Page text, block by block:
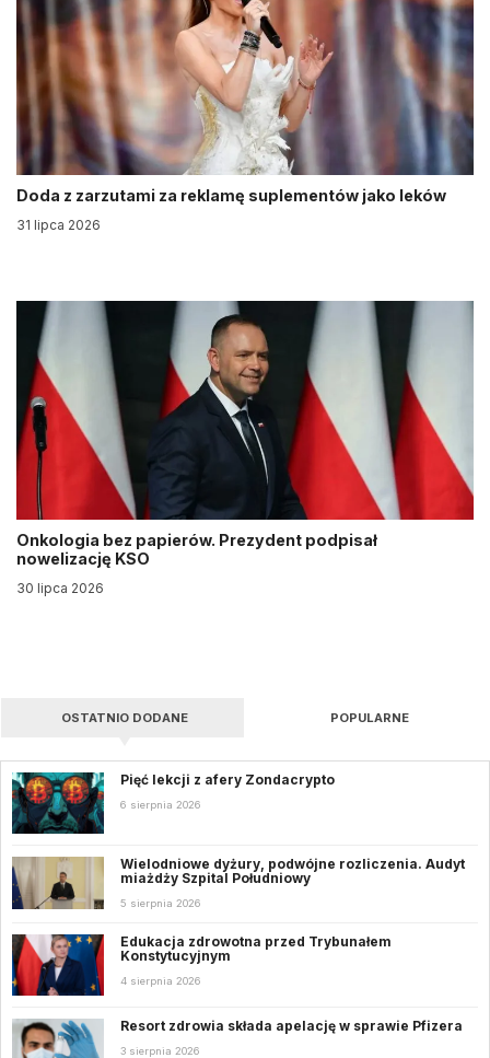
Doda z zarzutami za reklamę suplementów jako leków
31 lipca 2026
Onkologia bez papierów. Prezydent podpisał
nowelizację KSO
30 lipca 2026
OSTATNIO DODANE POPULARNE
Pięć lekcji z afery Zondacrypto
6 sierpnia 2026
Wielodniowe dyżury, podwójne rozliczenia. Audyt
miażdży Szpital Południowy
5 sierpnia 2026
Edukacja zdrowotna przed Trybunałem
Konstytucyjnym
4 sierpnia 2026
Resort zdrowia składa apelację w sprawie Pfizera
3 sierpnia 2026